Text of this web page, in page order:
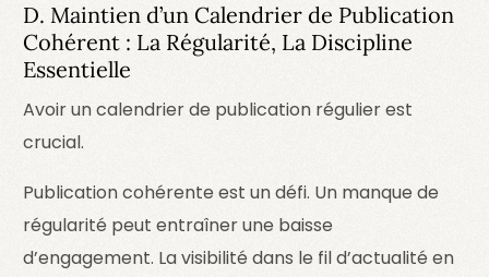
D. Maintien d’un Calendrier de Publication
Cohérent : La Régularité, La Discipline
Essentielle
Avoir un calendrier de publication régulier est
crucial.
Publication cohérente est un défi. Un manque de
régularité peut entraîner une baisse
d’engagement. La visibilité dans le fil d’actualité en